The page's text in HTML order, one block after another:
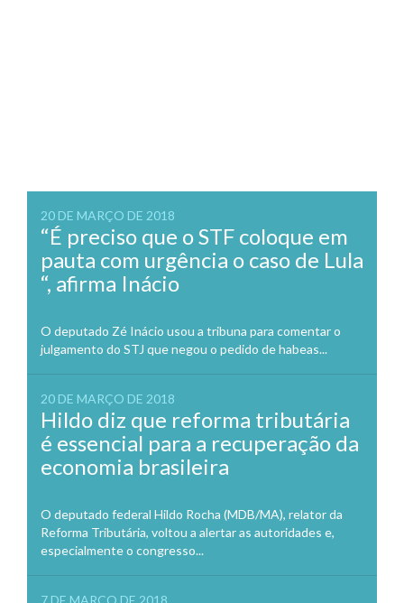
20 DE MARÇO DE 2018
“É preciso que o STF coloque em
pauta com urgência o caso de Lula
“, afirma Inácio
O deputado Zé Inácio usou a tribuna para comentar o
julgamento do STJ que negou o pedido de habeas...
20 DE MARÇO DE 2018
Hildo diz que reforma tributária
é essencial para a recuperação da
economia brasileira
O deputado federal Hildo Rocha (MDB/MA), relator da
Reforma Tributária, voltou a alertar as autoridades e,
especialmente o congresso...